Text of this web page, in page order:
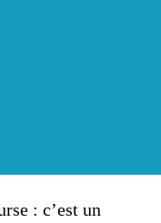
: c’est un